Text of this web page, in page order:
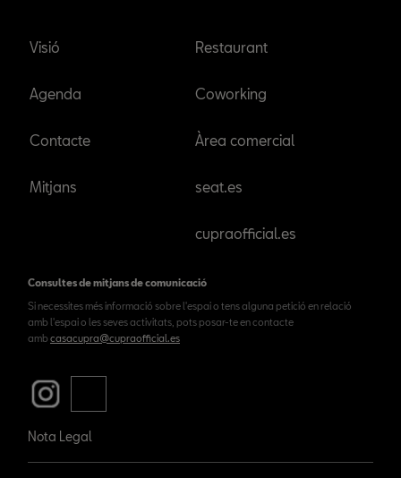
Visió
Agenda
Contacte
Mitjans
Restaurant
Coworking
Àrea comercial
seat.es
cupraofficial.es
Consultes de mitjans de comunicació
Si necessites més informació sobre l'espai o tens alguna petició en relació
amb l'espai o les seves activitats, pots posar-te en contacte
amb casacupra@cupraofficial.es
Nota Legal